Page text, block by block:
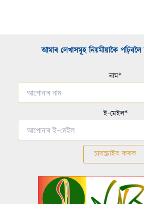
আমাৰ লেখাসমূহ নিয়মীয়াকৈ পঢ়িবলৈ
নাম*
ই-মেইল*